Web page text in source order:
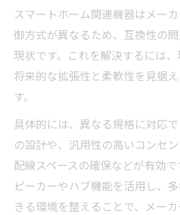
スマートホーム関連機器はメー
御方式が異なるため、互換性の
現状です。これを解決するには
将来的な拡張性と柔軟性を見据
す。
具体的には、異なる規格に対応
の設計や、汎用性の高いコンセン
配線スペースの確保などが有効
ピーカーやハブ機能を活用し、
きる環境を整えることで、メー